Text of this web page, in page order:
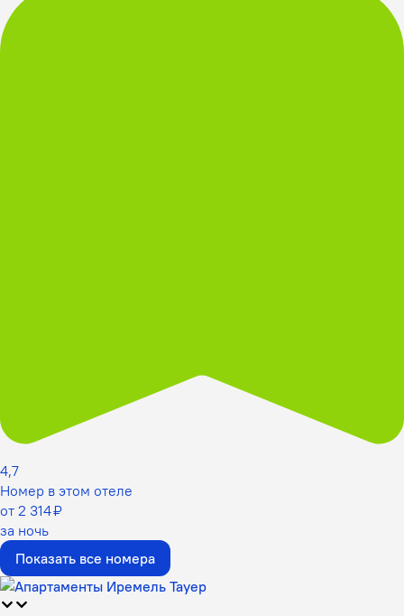
4,7
Номер в этом отеле
от 2 314 ₽
за ночь
Показать все номера